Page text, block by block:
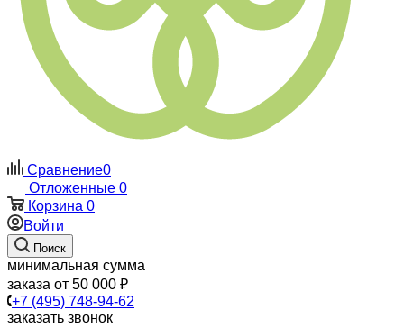
Сравнение0
Отложенные 0
Корзина 0
Войти
Поиск
минимальная сумма
заказа от 50 000 ₽
+7 (495) 748-94-62
заказать звонок